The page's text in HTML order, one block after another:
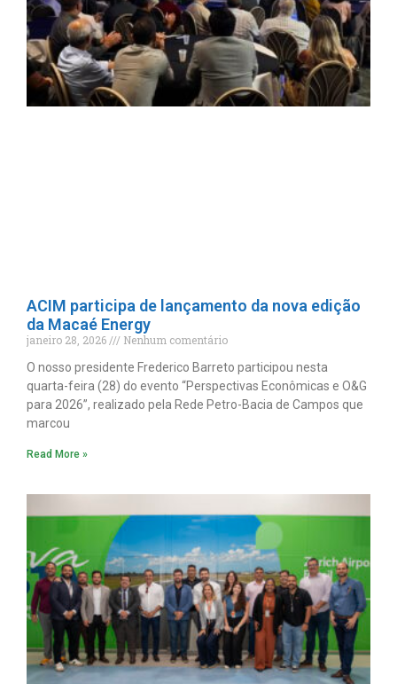
ACIM participa de lançamento da nova edição
da Macaé Energy
janeiro 28, 2026
Nenhum comentário
O nosso presidente Frederico Barreto participou nesta
quarta-feira (28) do evento “Perspectivas Econômicas e O&G
para 2026”, realizado pela Rede Petro-Bacia de Campos que
marcou
Read More »